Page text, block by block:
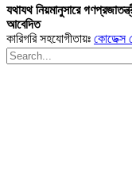
যথাযথ নিয়মানুসারে
আবেদিত
কারিগরি সহযোগীতায়ঃ কোডেক্স